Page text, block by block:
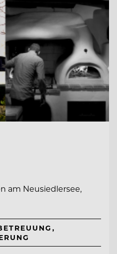
am Neusiedlersee,